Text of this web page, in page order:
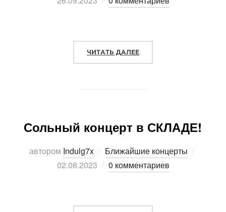
ЧИТАТЬ ДАЛЕЕ
Сольный концерт в СКЛАДЕ!
автором Indulg7x Ближайшие концерты
02.08.2023
0 комментариев